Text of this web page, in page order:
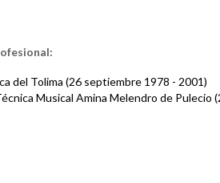
del Tolima (26 septiembre 1978 - 2001)
Musical Amina Melendro de Pulecio